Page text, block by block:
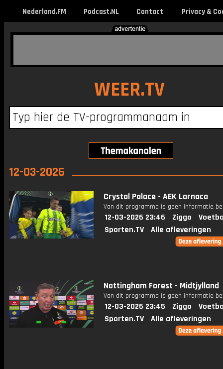
Nederland.FM Podcast.NL Contact Privacy &
WEER.TV
12-03-2026
Crystal Palace - AEK Larnaca
Van dit programma is geen informatie
12-03-2026 23:46 Ziggo
Sporten.TV
Alle afleveringen
Nottingham Forest - Midtjylland
Van dit programma is geen informatie
12-03-2026 23:45 Ziggo
Sporten.TV
Alle afleveringen